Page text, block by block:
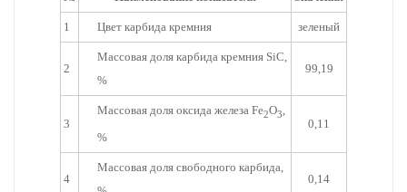
1 Цвет карбида кремния зеленый
2
Массовая доля карбида кремния SiC,
%
99,19
3
Массовая доля оксида железа Fe2O3,
%
0,11
4
Массовая доля свободного карбида,
0,14